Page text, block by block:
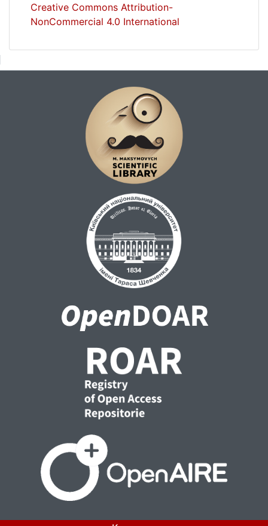
Creative Commons Attribution-
NonCommercial 4.0 International